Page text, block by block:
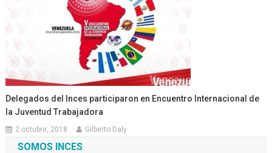
Delegados del Inces participaron en Encuentro Internacional de
la Juventud Trabajadora
2 octubre, 2018 Gilberto Daly
SOMOS INCES